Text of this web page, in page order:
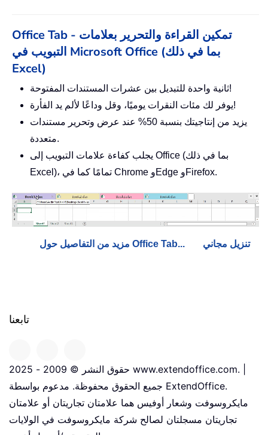
Office Tab - تمكين القراءة والتحرير بعلامات
التبويب في Microsoft Office (بما في ذلك
Excel)
ثانية واحدة للتبديل بين عشرات المستندات المفتوحة!
يوفر لك مئات النقرات يوميًا، وقل وداعًا لألم يد الفأرة!
يزيد من إنتاجيتك بنسبة 50% عند عرض وتحرير مستندات
متعددة.
يجلب كفاءة علامات التبويب إلى Office (بما في ذلك
Excel)، تمامًا كما في Chrome وEdge وFirefox.
مزيد من التفاصيل حول Office Tab... تنزيل مجاني
تابعنا
حقوق النشر © 2009 - 2025 www.extendoffice.com. |
جميع الحقوق محفوظة. مدعوم بواسطة ExtendOffice.
مايكروسوفت وشعار أوفيس هما علامتان تجاريتان أو علامتان
تجاريتان مسجلتان لصالح شركة مايكروسوفت في الولايات